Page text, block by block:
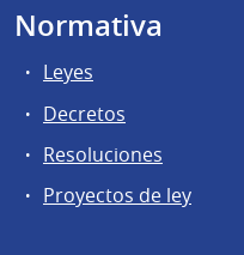
Normativa
Leyes
Decretos
Resoluciones
Proyectos de ley